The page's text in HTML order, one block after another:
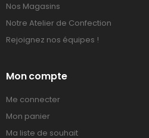
Nos Magasins
Notre Atelier de Confection
Rejoignez nos équipes !
Mon compte
Me connecter
Mon panier
Ma liste de souhait